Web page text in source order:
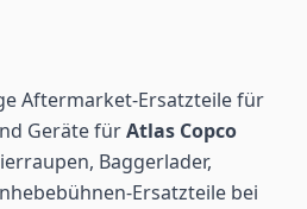
Aftermarket-Ersatzteile für
Geräte fürAtlas Copco
Baggerlader,
Ersatzteile bei